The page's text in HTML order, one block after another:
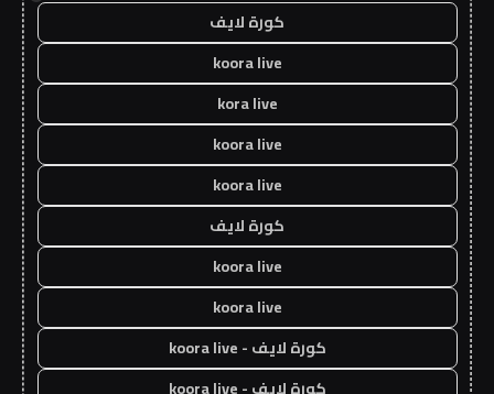
كورة لايف
koora live
kora live
koora live
koora live
كورة لايف
koora live
koora live
كورة لايف - koora live